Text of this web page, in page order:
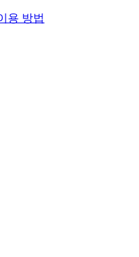
용 방법